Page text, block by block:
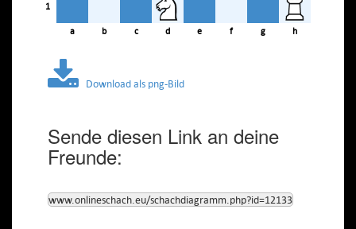
1
a b c d e f g h
Download als png-Bild
Sende diesen Link an deine
Freunde:
www.onlineschach.eu/schachdiagramm.php?id=12133